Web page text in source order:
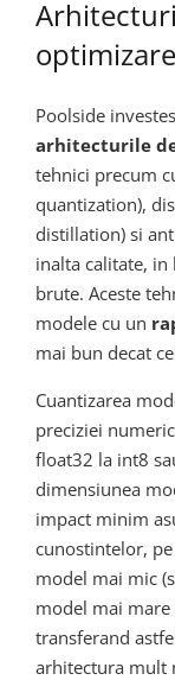
optimizare
Poolside
arhitecturile
tehnici precum
quantization),
distillation) si
inalta calitate,
brute. Aceste
modele cu un
mai bun decat
Cuantizarea
preciziei
float32 la int8
dimensiunea
impact minim
cunostintelor,
model mai mic
model mai
transferand
arhitectura mult